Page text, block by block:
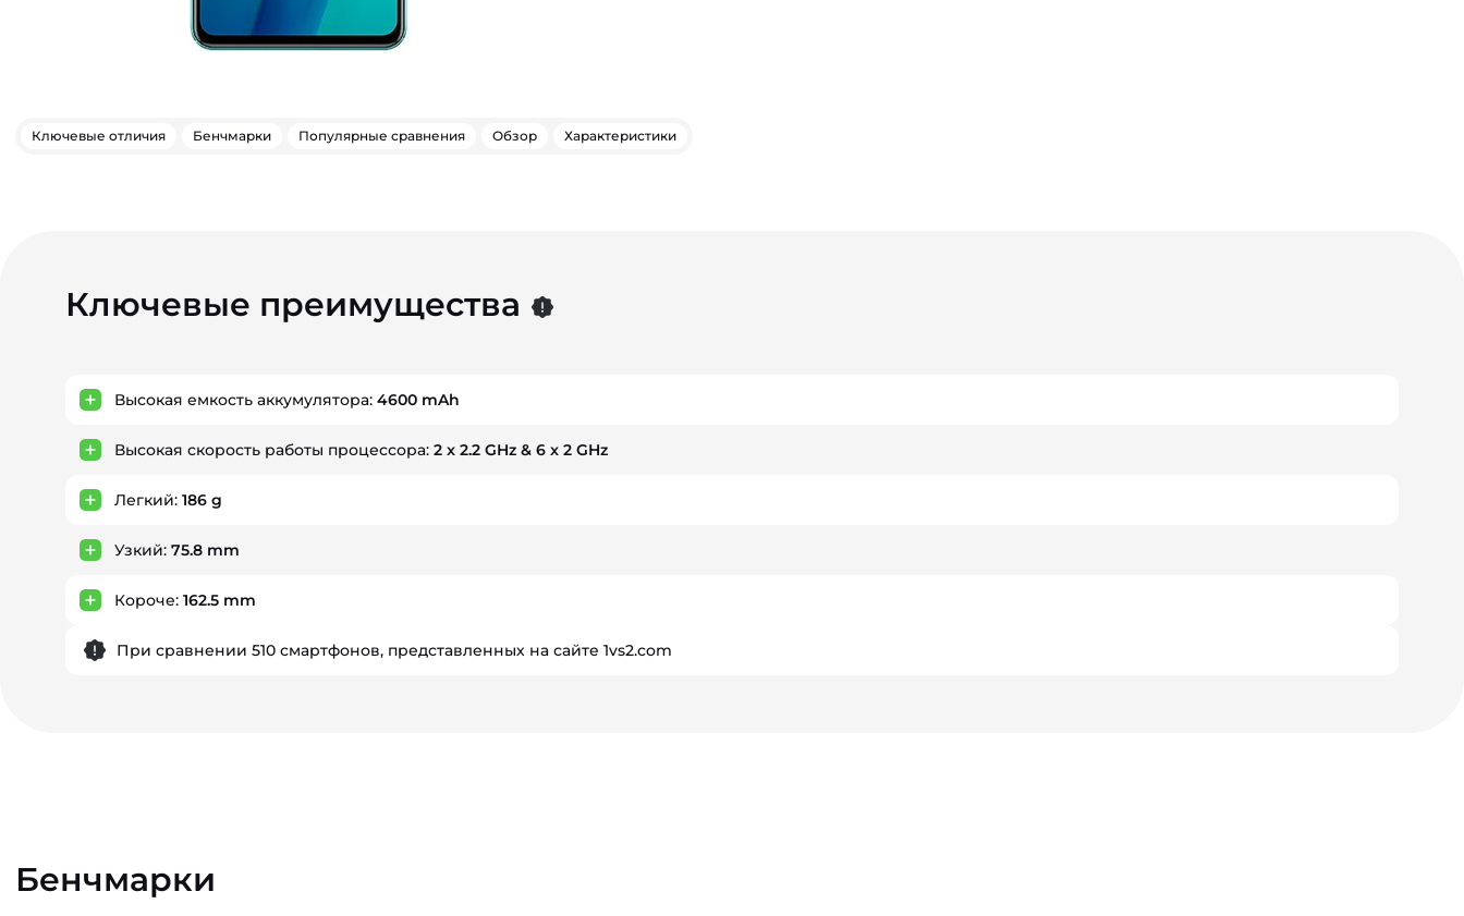
Ключевые отличия Бенчмарки Популярные сравнения Обзор Характеристики
Ключевые преимущества
Высокая емкость аккумулятора: 4600 mAh
Высокая скорость работы процессора: 2 x 2.2 GHz & 6 x 2 GHz
Легкий: 186 g
Узкий: 75.8 mm
Короче: 162.5 mm
При сравнении 510 смартфонов, представленных на сайте 1vs2.com
Бенчмарки